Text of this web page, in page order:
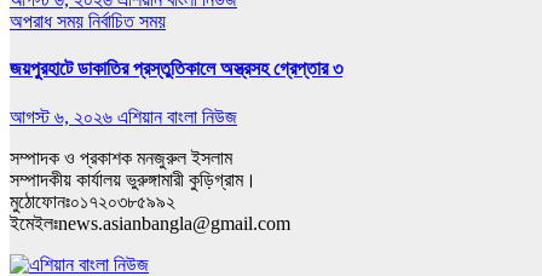
অপরাধ সময় নির্বাচিত সময়
জয়পুরহাটে ডাকাতির প্রস্তুতিকালে অস্ত্রসহ গ্রেপ্তার ৩
আগস্ট ৬, ২০২৬ এশিয়ান বাংলা নিউজ
সম্পাদক ও প্রকাশক মনজুরুল ইসলাম
সম্পাদকীয় কার্যালয় ভুরুঙ্গামারী কুড়িগ্রাম।
মুঠোফোনঃ০১৭২০৩৮৫৯৯২
ইমেইলঃnews.asianbangla@gmail.com